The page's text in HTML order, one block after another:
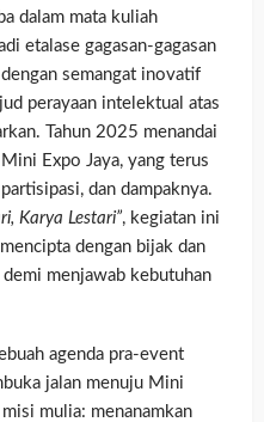
dalam mata kuliah
etalase gagasan-gagasan
semangat inovatif
perayaan intelektual atas
Tahun 2025 menandai
Expo Jaya, yang terus
dan dampaknya.
Karya Lestari”, kegiatan ini
dengan bijak dan
menjawab kebutuhan
agenda pra-event
jalan menuju Mini
mulia: menanamkan